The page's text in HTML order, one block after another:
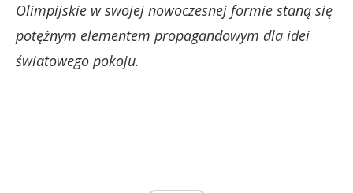
Olimpijskie w swojej nowoczesnej formie staną się
potężnym elementem propagandowym dla idei
światowego pokoju.